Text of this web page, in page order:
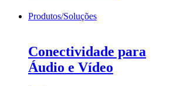
Produtos/Soluções
Conectividade para
Áudio e Vídeo